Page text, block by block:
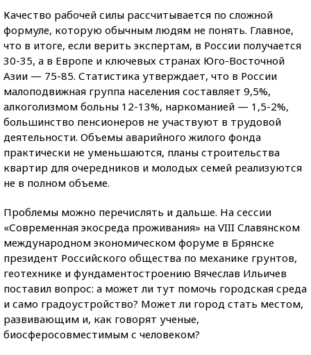
Качество рабочей силы рассчитывается по сложной
формуле, которую обычным людям не понять. Главное,
что в итоге, если верить экспертам, в России получается
30-35, а в Европе и ключевых странах Юго-Восточной
Азии — 75-85. Статистика утверждает, что в России
малоподвижная группа населения составляет 9,5%,
алкоголизмом больны 12-13%, наркоманией — 1,5-2%,
большинство пенсионеров не участвуют в трудовой
деятельности. Объемы аварийного жилого фонда
практически не уменьшаются, планы строительства
квартир для очередников и молодых семей реализуются
не в полном объеме.
Проблемы можно перечислять и дальше. На сессии
«Современная экосреда проживания» на VIII Славянском
международном экономическом форуме в Брянске
президент Российского общества по механике грунтов,
геотехнике и фундаментостроению Вячеслав Ильичев
поставил вопрос: а может ли тут помочь городская среда
и само градоустройство? Может ли город стать местом,
развивающим и, как говорят ученые,
биосферосовместимым с человеком?